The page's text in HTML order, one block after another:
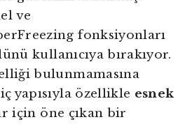
ve
fonksiyonları
kullanıcıya bırakıyor.
bulunmamasına
yapısıyla özellikle esnek
için öne çıkan bir